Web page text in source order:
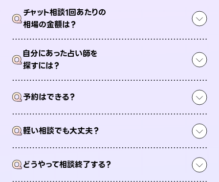
Qチャット相談1回あたりの
相場の金額は？
Q自分にあった占い師を
探すには？
Q予約はできる？
Q軽い相談でも大丈夫？
Qどうやって相談終了する？